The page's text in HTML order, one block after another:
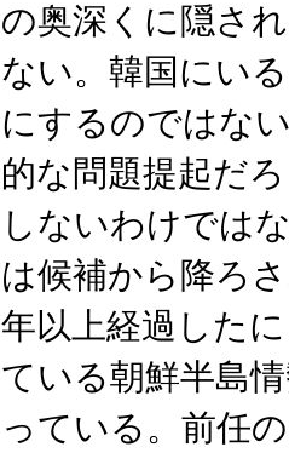
の奥深くに隠さ
ない。韓国にい
にするのではな
的な問題提起だ
しないわけでは
は候補から降ろ
年以上経過した
ている朝鮮半島
っている。前任